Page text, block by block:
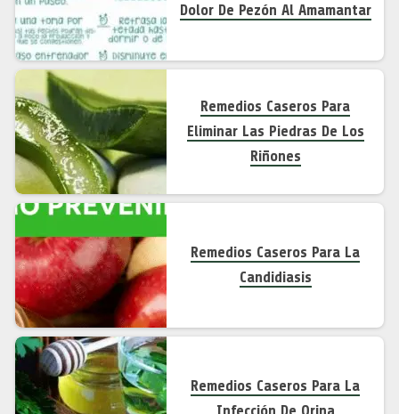
Dolor De Pezón Al Amamantar
Remedios Caseros Para
Eliminar Las Piedras De Los
Riñones
Remedios Caseros Para La
Candidiasis
Remedios Caseros Para La